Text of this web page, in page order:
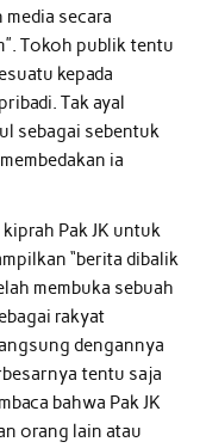
secara
Tokoh publik tentu
kepada
Tak ayal
sebagai sebentuk
ia
Pak JK untuk
“berita dibalik
membuka sebuah
rakyat
dengannya
tentu saja
bahwa Pak JK
orang lain atau